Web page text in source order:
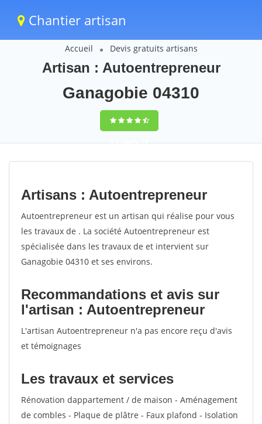
Chantier artisan
Accueil Devis gratuits artisans
Artisan : Autoentrepreneur
Ganagobie 04310
9,5(100%)71
votes
Artisans : Autoentrepreneur
Autoentrepreneur est un artisan qui réalise pour vous
les travaux de . La société Autoentrepreneur est
spécialisée dans les travaux de et intervient sur
Ganagobie 04310 et ses environs.
Recommandations et avis sur
l'artisan : Autoentrepreneur
L'artisan Autoentrepreneur n'a pas encore reçu d'avis
et témoignages
Les travaux et services
Rénovation dappartement / de maison - Aménagement
de combles - Plaque de plâtre - Faux plafond - Isolation